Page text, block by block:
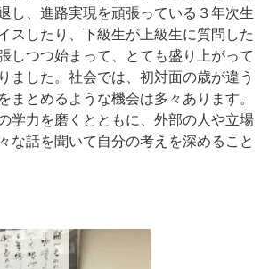
し、進路実現を頑張っている３年次生
スしたり、下級生が上級生に質問した
しつつ始まって、とても盛り上がって
ました。社会では、初対面の歳が違う
まとめるような機会は多々あります。
学力を磨くとともに、外部の人や立場
な話を聞いて自分の考えを深めること